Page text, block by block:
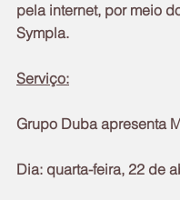
pela internet, por meio
Sympla.
Serviço:
Grupo Duba apresenta
Dia: quarta-feira, 22 de